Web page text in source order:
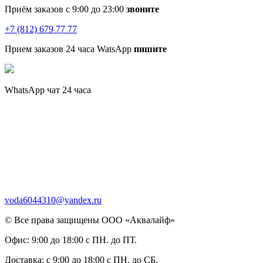
Приём заказов с 9:00 до 23:00 звоните
+7 (812) 679 77 77
Прием заказов 24 часа WatsApp пишите
WhatsApp чат 24 часа
voda6044310@yandex.ru
© Все права защищены ООО «Аквалайф»
Офис: 9:00 до 18:00 с ПН. до ПТ.
Доставка: с 9:00 до 18:00 с ПН. до СБ.